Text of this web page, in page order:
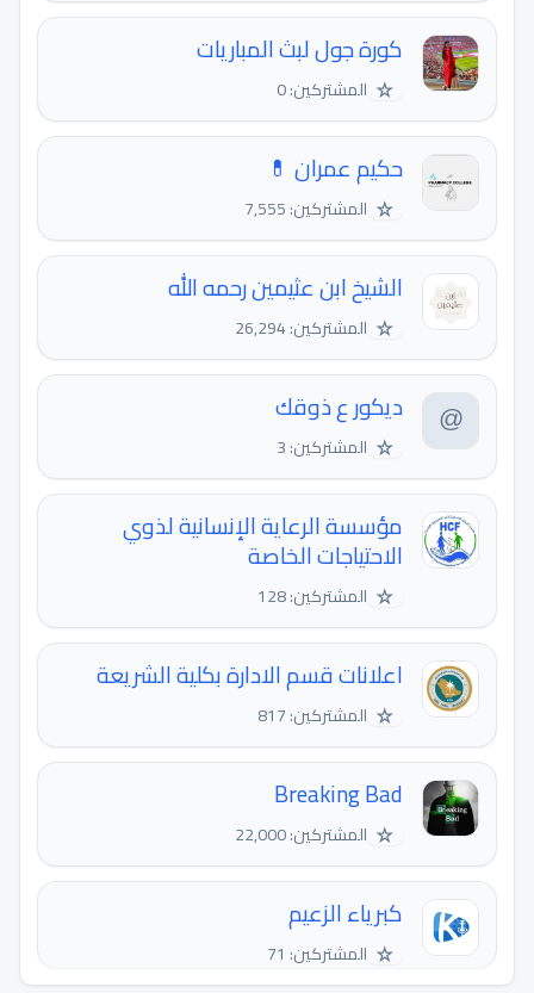
كورة جول لبث المباريات
☆ المشتركين: 0
حكيم عمران 💊
☆ المشتركين: 7,555
الشيخ ابن عثيمين رحمه الله
☆ المشتركين: 26,294
ديكور ع ذوقك
☆ المشتركين: 3
مؤسسة الرعاية الإنسانية لذوي
الاحتياجات الخاصة
☆ المشتركين: 128
اعلانات قسم الادارة بكلية الشريعة
☆ المشتركين: 817
Breaking Bad
☆ المشتركين: 22,000
كبرياء الزعيم
☆ المشتركين: 71